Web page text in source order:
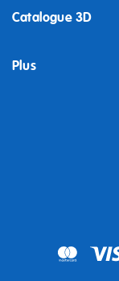
Catalogue 3D
Plus